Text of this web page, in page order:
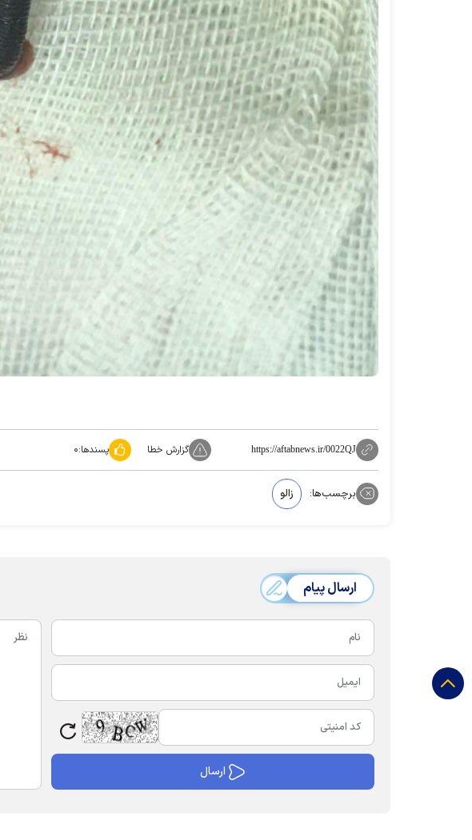
https://aftabnews.ir/0022QJ گزارش خطا پسندها:۰
برچسب‌ها: زالو
ارسال پیام